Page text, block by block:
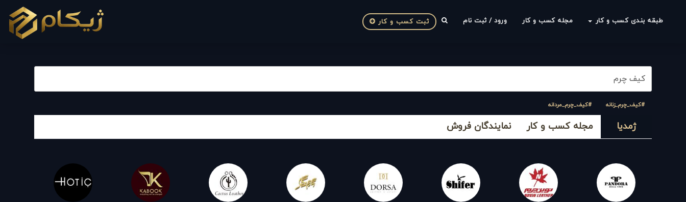
طبقه بندی کسب و کار مجله کسب و کار ورود / ثبت نام ثبت کسب و کار
#کیف_چرم_زنانه #کیف_چرم_مردانه
ژمدیا مجله کسب و کار نمایندگان فروش